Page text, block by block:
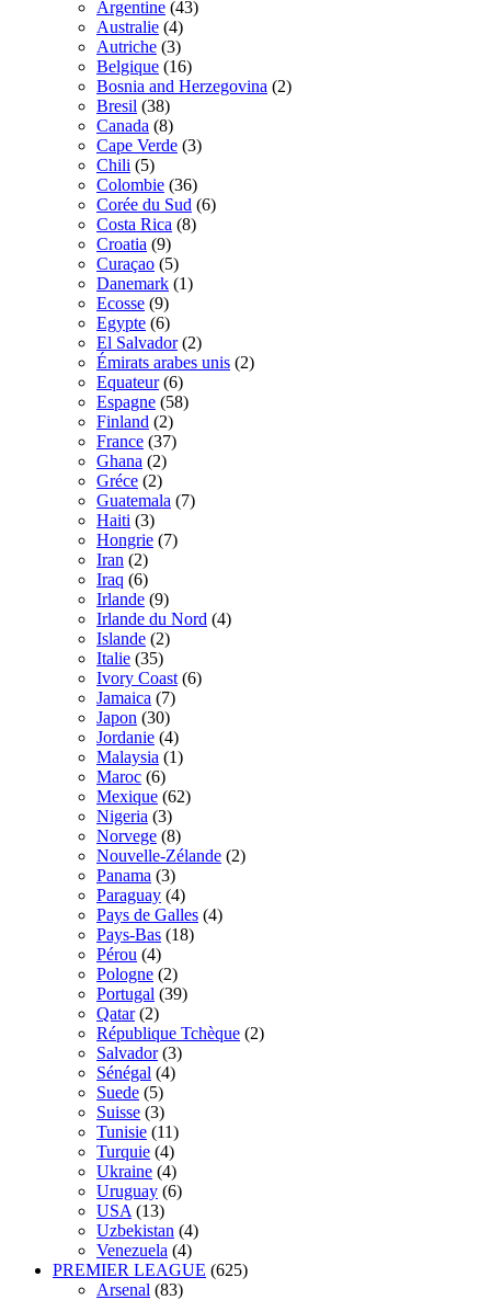
Argentine (43)
Australie (4)
Autriche (3)
Belgique (16)
Bosnia and Herzegovina (2)
Bresil (38)
Canada (8)
Cape Verde (3)
Chili (5)
Colombie (36)
Corée du Sud (6)
Costa Rica (8)
Croatia (9)
Curaçao (5)
Danemark (1)
Ecosse (9)
Egypte (6)
El Salvador (2)
Émirats arabes unis (2)
Equateur (6)
Espagne (58)
Finland (2)
France (37)
Ghana (2)
Gréce (2)
Guatemala (7)
Haiti (3)
Hongrie (7)
Iran (2)
Iraq (6)
Irlande (9)
Irlande du Nord (4)
Islande (2)
Italie (35)
Ivory Coast (6)
Jamaica (7)
Japon (30)
Jordanie (4)
Malaysia (1)
Maroc (6)
Mexique (62)
Nigeria (3)
Norvege (8)
Nouvelle-Zélande (2)
Panama (3)
Paraguay (4)
Pays de Galles (4)
Pays-Bas (18)
Pérou (4)
Pologne (2)
Portugal (39)
Qatar (2)
République Tchèque (2)
Salvador (3)
Sénégal (4)
Suede (5)
Suisse (3)
Tunisie (11)
Turquie (4)
Ukraine (4)
Uruguay (6)
USA (13)
Uzbekistan (4)
Venezuela (4)
PREMIER LEAGUE (625)
Arsenal (83)